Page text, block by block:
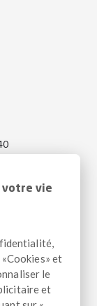
: 2290, rue
votre vie
et
le
et